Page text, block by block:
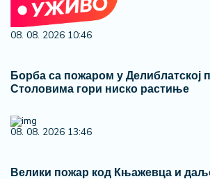
08. 08. 2026 10:46
Борба са пожаром у Делиблатској
Столовима гори ниско растиње
08. 08. 2026 13:46
Велики пожар код Књажевца и